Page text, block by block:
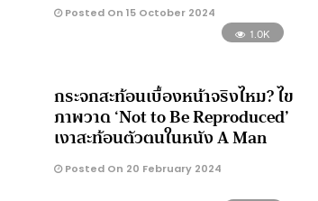
Posted On 15 October 2024
1.0K
กระจกสะท้อนเบื้องหน้าจริงไหม? ไข
ภาพวาด ‘Not to Be Reproduced’
เงาสะท้อนตัวตนในหนัง A Man
Posted On 20 February 2024